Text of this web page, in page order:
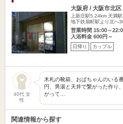
大阪府 / 大阪市北区
上新庄駅5.24km 天満
地下鉄扇町駅より北へ
営業時間 15:00～
入浴料金 600円～
日帰り カップル
40代 女
性
木札の靴箱、おばちゃんのいる
円、男湯と天井で繋がった作り
がって…
関連情報から探す